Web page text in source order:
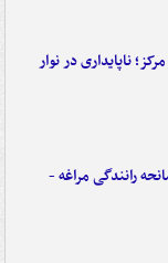
ناپایداری در نوار
رانندگی مراغه -